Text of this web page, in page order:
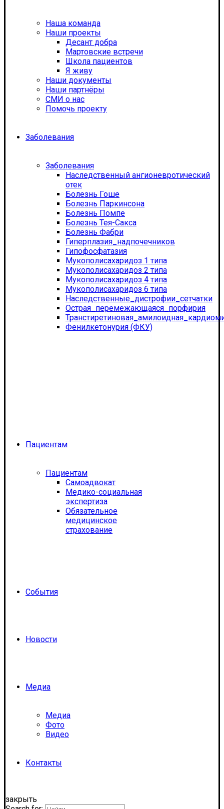
Наша команда
Наши проекты
Десант добра
Мартовские встречи
Школа пациентов
Я живу
Наши документы
Наши партнёры
СМИ о нас
Помочь проекту
Заболевания
Заболевания
Наследственный ангионевротический
отек
Болезнь Гоше
Болезнь Паркинсона
Болезнь Помпе
Болезнь Тея-Сакса
Болезнь Фабри
Гиперплазия_надпочечников
Гипофосфатазия
Мукополисахаридоз 1 типа
Мукополисахаридоз 2 типа
Мукополисахаридоз 4 типа
Мукополисахаридоз 6 типа
Наследственные_дистрофии_сетчатки
Острая_перемежающаяся_порфирия
Фенилкетонурия (ФКУ)
Пациентам
Пациентам
Самоадвокат
Медико-социальная
экспертиза
Обязательное
медицинское
страхование
События
Новости
Медиа
Медиа
Фото
Видео
Контакты
закрыть